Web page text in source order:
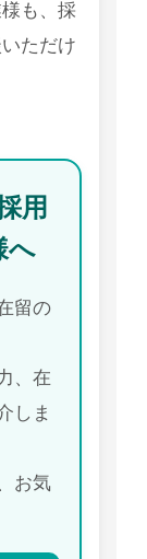
も、採
ただけ
用
へ
留の
、在
しま
お気